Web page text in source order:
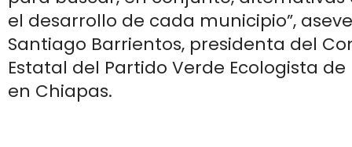
el desarrollo de cada municipio”,
Santiago Barrientos, presidenta del
Estatal del Partido Verde Ecologista de
en Chiapas.